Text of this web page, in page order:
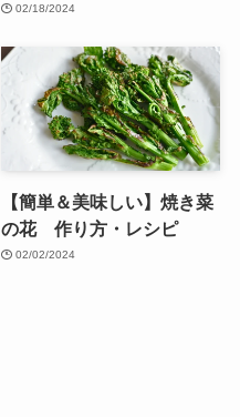
02/18/2024
【簡単＆美味しい】焼き菜
の花 作り方・レシピ
02/02/2024